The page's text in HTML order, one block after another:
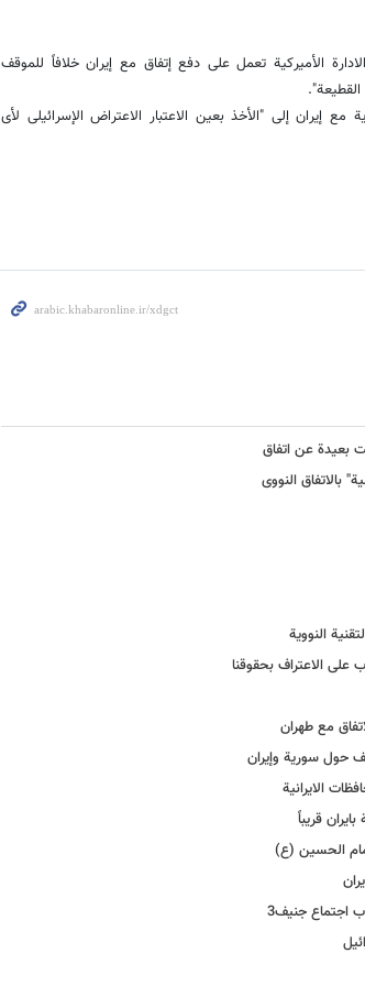
الأمیرکیة تعمل على دفع إتفاق مع إیران خلافاً للموقف
إیران إلى "الأخذ بعین الاعتبار الاعتراض الإسرائیلی لأی
عن اتفاق
بالاتفاق النووی
النوویة
الاعتراف بحقوقنا
مع طهران
حول سوریة وإیران
الایرانیة
قریباً
الحسین (ع)
اجتماع جنیف3